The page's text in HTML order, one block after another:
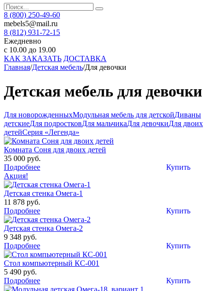
8 (800) 250-49-60
mebels5@mail.ru
8 (812) 931-72-15
Ежедневно
с 10.00 до 19.00
КАК ЗАКАЗАТЬ ДОСТАВКА
Главная/Детская мебель/Для девочки
Детская мебель для девочки
Для новорожденныхМодульная мебель для детскойДиваны
детскиеДля подростковДля мальчикаДля девочкиДля двоих
детейСерия «Легенда»
Комната Соня для двоих детей
35 000 руб.
Купить
Подробнее
Акция!
Детская стенка Омега-1
11 878 руб.
Купить
Подробнее
Детская стенка Омега-2
9 348 руб.
Купить
Подробнее
Стол компьютерный КС-001
5 490 руб.
Купить
Подробнее